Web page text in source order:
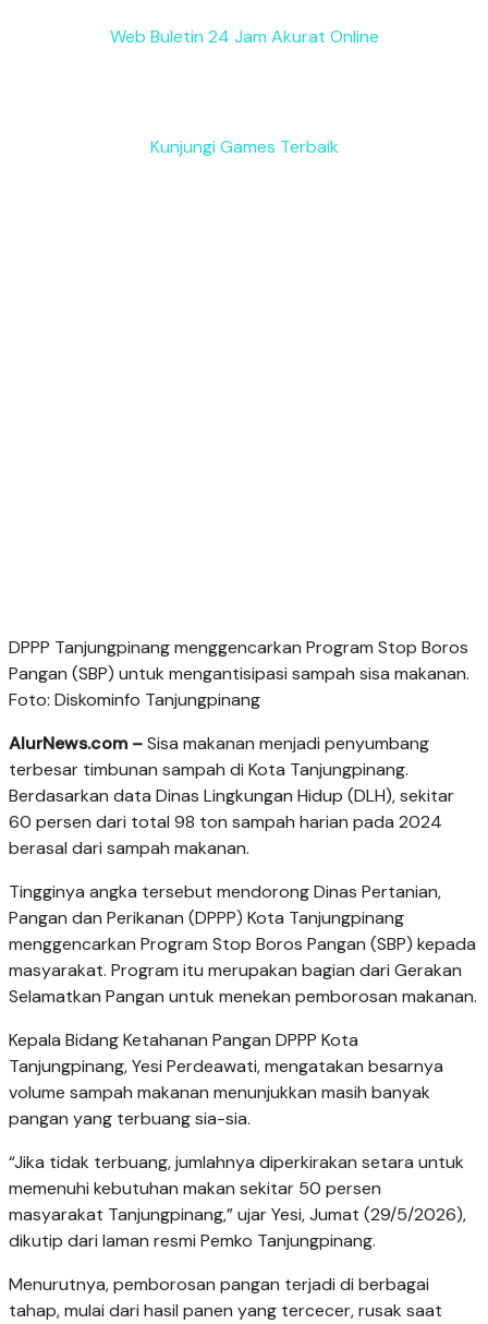
Web Buletin 24 Jam Akurat Online
Kunjungi Games Terbaik
DPPP Tanjungpinang menggencarkan Program Stop Boros
Pangan (SBP) untuk mengantisipasi sampah sisa makanan.
Foto: Diskominfo Tanjungpinang
AlurNews.com –Sisa makanan menjadi penyumbang
terbesar timbunan sampah di Kota Tanjungpinang.
Berdasarkan data Dinas Lingkungan Hidup (DLH), sekitar
60 persen dari total 98 ton sampah harian pada 2024
berasal dari sampah makanan.
Tingginya angka tersebut mendorong Dinas Pertanian,
Pangan dan Perikanan (DPPP) Kota Tanjungpinang
menggencarkan Program Stop Boros Pangan (SBP) kepada
masyarakat. Program itu merupakan bagian dari Gerakan
Selamatkan Pangan untuk menekan pemborosan makanan.
Kepala Bidang Ketahanan Pangan DPPP Kota
Tanjungpinang, Yesi Perdeawati, mengatakan besarnya
volume sampah makanan menunjukkan masih banyak
pangan yang terbuang sia-sia.
“Jika tidak terbuang, jumlahnya diperkirakan setara untuk
memenuhi kebutuhan makan sekitar 50 persen
masyarakat Tanjungpinang,” ujar Yesi, Jumat (29/5/2026),
dikutip dari laman resmi Pemko Tanjungpinang.
Menurutnya, pemborosan pangan terjadi di berbagai
tahap, mulai dari hasil panen yang tercecer, rusak saat